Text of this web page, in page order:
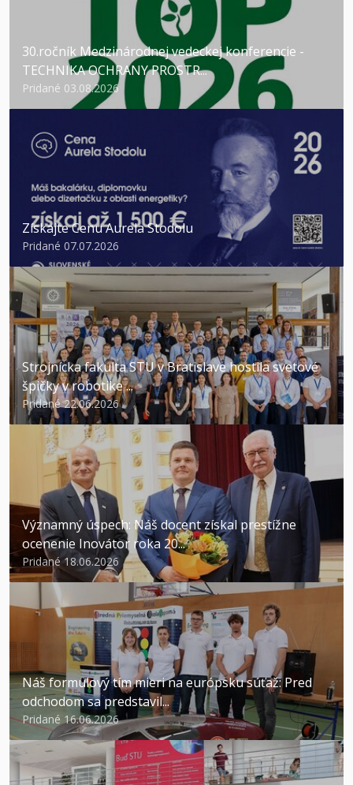
30.ročník Medzinárodnej vedeckej konferencie -
TECHNIKA OCHRANY PROSTR...
Pridané 03.08.2026
Získajte Cenu Aurela Stodolu
Pridané 07.07.2026
Strojnícka fakulta STU v Bratislave hostila svetové
špičky v robotike ...
Pridané 22.06.2026
Významný úspech: Náš docent získal prestížne
ocenenie Inovátor roka 20...
Pridané 18.06.2026
Náš formulový tím mieri na európsku súťaž: Pred
odchodom sa predstavil...
Pridané 16.06.2026